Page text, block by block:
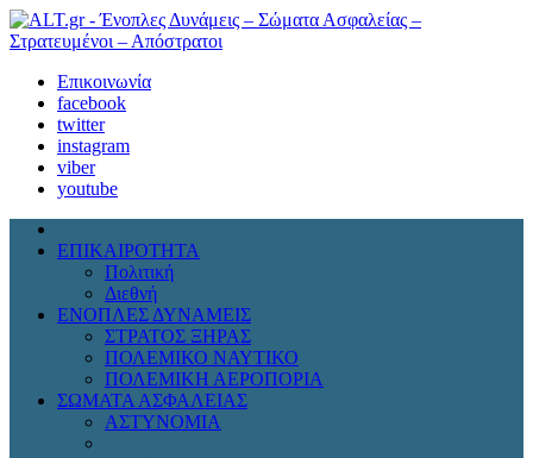
Επικοινωνία
facebook
twitter
instagram
viber
youtube
ΕΠΙΚΑΙΡΟΤΗΤΑ
Πολιτική
Διεθνή
ΕΝΟΠΛΕΣ ΔΥΝΑΜΕΙΣ
ΣΤΡΑΤΟΣ ΞΗΡΑΣ
ΠΟΛΕΜΙΚΟ ΝΑΥΤΙΚΟ
ΠΟΛΕΜΙΚΗ ΑΕΡΟΠΟΡΙΑ
ΣΩΜΑΤΑ ΑΣΦΑΛΕΙΑΣ
ΑΣΤΥΝΟΜΙΑ